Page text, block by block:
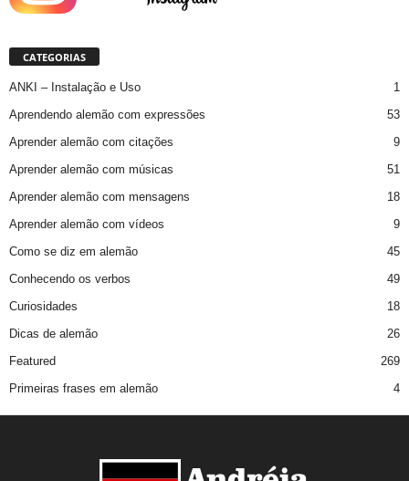
CATEGORIAS
ANKI – Instalação e Uso
1
Aprendendo alemão com expressões
53
Aprender alemão com citações
9
Aprender alemão com músicas
51
Aprender alemão com mensagens
18
Aprender alemão com vídeos
9
Como se diz em alemão
45
Conhecendo os verbos
49
Curiosidades
18
Dicas de alemão
26
Featured
269
Primeiras frases em alemão
4